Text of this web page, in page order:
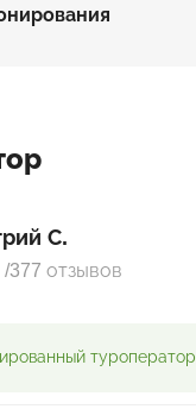
С.
/377 отзывов
туроператор